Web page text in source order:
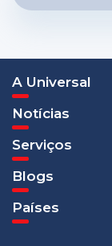
A Universal
Notícias
Serviços
Blogs
Países